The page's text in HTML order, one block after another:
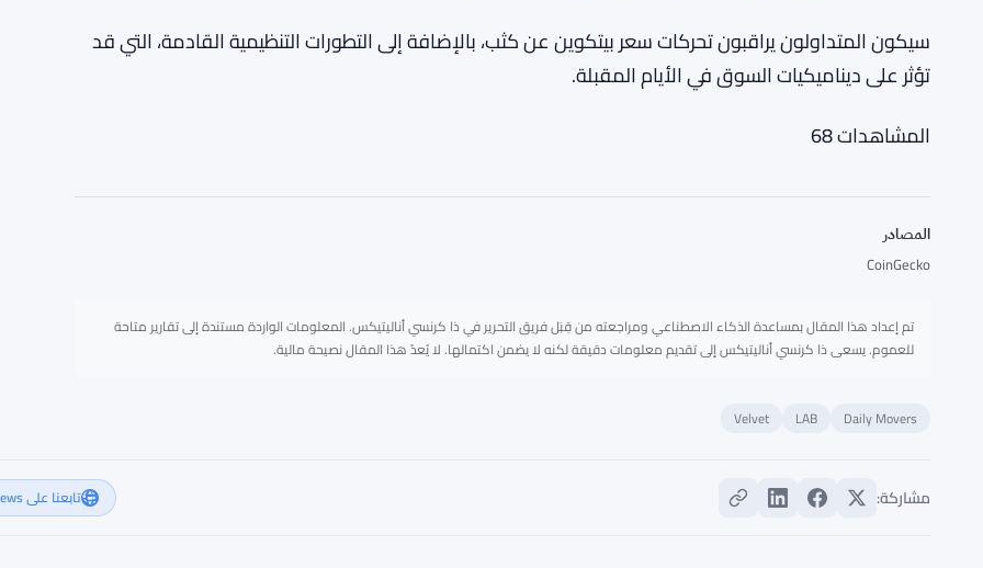
سيكون المتداولون يراقبون تحركات سعر بيتكوين عن كثب، بالإضافة إلى التطورات التنظيمية القادمة، التي قد
تؤثر على ديناميكيات السوق في الأيام المقبلة.
المشاهدات68
المصادر
CoinGecko
تم إعداد هذا المقال بمساعدة الذكاء الاصطناعي ومراجعته من قِبَل فريق التحرير في ذا كرنسي أناليتيكس. المعلومات الواردة مستندة إلى تقارير متاحة
للعموم. يسعى ذا كرنسي أناليتيكس إلى تقديم معلومات دقيقة لكنه لا يضمن اكتمالها. لا يُعدّ هذا المقال نصيحة مالية.
Daily Movers
LAB
Velvet
مشاركة: تابعنا على Google News